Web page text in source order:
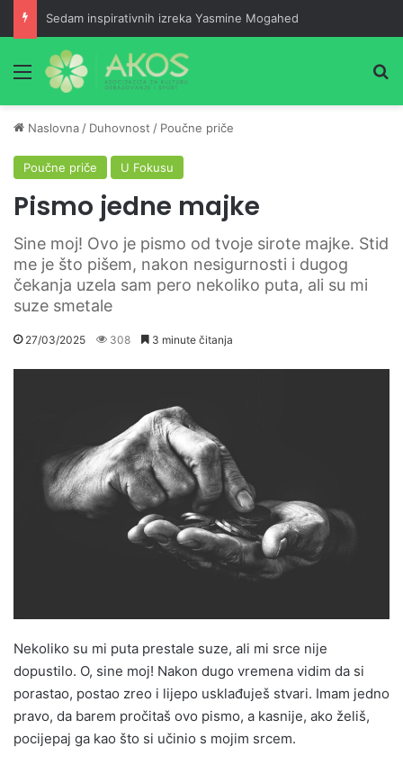
Sedam inspirativnih izreka Yasmine Mogahed
Meni
Naslovna / Duhovnost / Poučne priče
Poučne priče U Fokusu
Pismo jedne majke
Sine moj! Ovo je pismo od tvoje sirote majke. Stid
me je što pišem, nakon nesigurnosti i dugog
čekanja uzela sam pero nekoliko puta, ali su mi
suze smetale
27/03/2025 308 3 minute čitanja
Nekoliko su mi puta prestale suze, ali mi srce nije
dopustilo. O, sine moj! Nakon dugo vremena vidim da si
porastao, postao zreo i lijepo usklađuješ stvari. Imam jedno
pravo, da barem pročitaš ovo pismo, a kasnije, ako želiš,
pocijepaj ga kao što si učinio s mojim srcem.